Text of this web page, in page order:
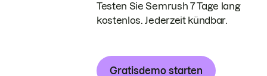
Testen Sie Semrush 7 Tage lang
kostenlos. Jederzeit kündbar.
Gratisdemo starten